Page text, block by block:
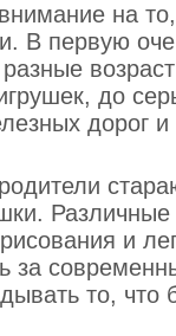
на
В первую
до
дорог
Различные
и
за
то,